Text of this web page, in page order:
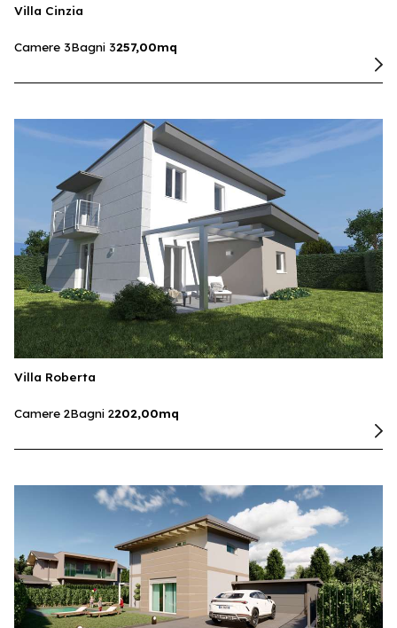
Villa Cinzia
Camere 3Bagni 3257,00mq
Villa Roberta
Camere 2Bagni 2202,00mq